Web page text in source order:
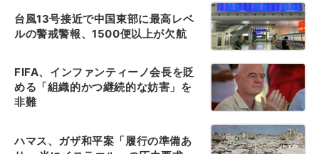
台風13号接近で中国東部に最高レベ
ルの警戒警報、1500便以上が欠航
FIFA、インファンティーノ会長を貶
める「組織的かつ継続的な妨害」を
非難
ハマス、ガザ和平案「履行の準備あ